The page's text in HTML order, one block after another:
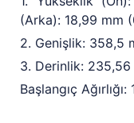
(Arka): 18,99 mm
2. Genişlik: 358,5
3. Derinlik:
Başlangıç